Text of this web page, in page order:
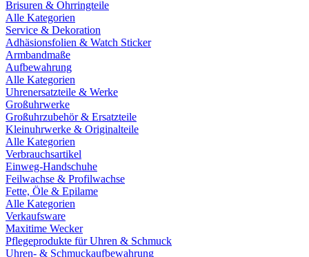
Brisuren & Ohrringteile
Alle Kategorien
Service & Dekoration
Adhäsionsfolien & Watch Sticker
Armbandmaße
Aufbewahrung
Alle Kategorien
Uhrenersatzteile & Werke
Großuhrwerke
Großuhrzubehör & Ersatzteile
Kleinuhrwerke & Originalteile
Alle Kategorien
Verbrauchsartikel
Einweg-Handschuhe
Feilwachse & Profilwachse
Fette, Öle & Epilame
Alle Kategorien
Verkaufsware
Maxitime Wecker
Pflegeprodukte für Uhren & Schmuck
Uhren- & Schmuckaufbewahrung